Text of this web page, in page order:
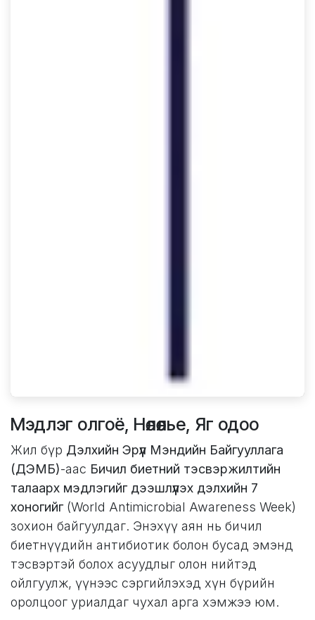
Мэдлэг олгоё, Нөлөөлье, Яг одоо
Жил бүр Дэлхийн Эрүүл Мэндийн Байгууллага
(ДЭМБ)-аас Бичил биетний тэсвэржилтийн
талаарх мэдлэгийг дээшлүүлэх дэлхийн 7
хоногийг(World Antimicrobial Awareness Week)
зохион байгуулдаг. Энэхүү аян нь бичил
биетнүүдийн антибиотик болон бусад эмэнд
тэсвэртэй болох асуудлыг олон нийтэд
ойлгуулж, үүнээс сэргийлэхэд хүн бүрийн
оролцоог уриалдаг чухал арга хэмжээ юм.